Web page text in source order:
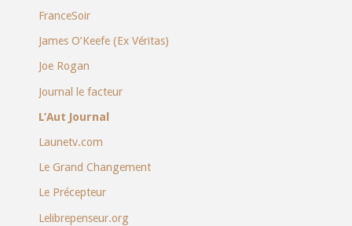
FranceSoir
James O’Keefe (Ex Véritas)
Joe Rogan
Journal le facteur
L’Aut Journal
Launetv.com
Le Grand Changement
Le Précepteur
Lelibrepenseur.org